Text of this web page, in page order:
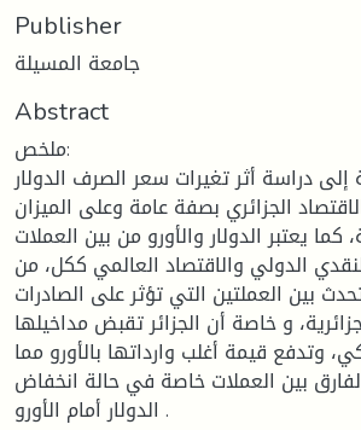
Publisher
جامعة المسيلة
Abstract
ملخص:
دراسة أثر تغيرات سعر الصرف الدولار
الجزائري بصفة عامة وعلى الميزان
يعتبر الدولار والأورو من بين العملات
الدولي والاقتصاد العالمي ككل، من
بين العملتين التي تؤثر على الصادرات
و خاصة أن الجزائر تقبض مداخيلها
وتدفع قيمة أغلب وارداتها بالأورو مما
بين العملات خاصة في حالة انخفاض
الدولار أمام الأورو .